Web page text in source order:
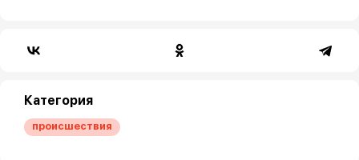
Категория
происшествия